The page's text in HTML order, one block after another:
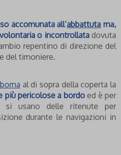
accomunata all’abbattuta ma,
o incontrollatadovuta
repentino di direzione del
del timoniere.
boma al di sopra della coperta la
più pericolose a bordoed è per
si usano delle ritenute per
durante le navigazioni in